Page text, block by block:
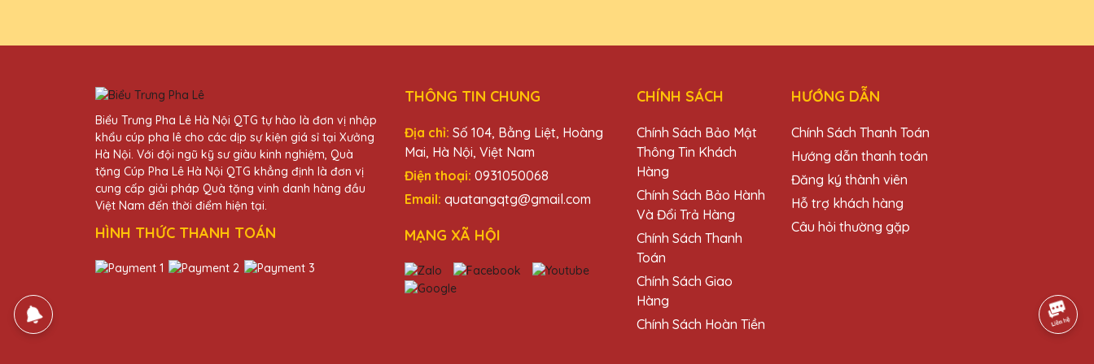
Biểu Trưng Pha Lê Hà Nội QTG tự hào là đơn vị nhập
khẩu cúp pha lê cho các dịp sự kiện giá sỉ tại Xưởng
Hà Nội. Với đội ngũ kỹ sư giàu kinh nghiệm, Quà
tặng Cúp Pha Lê Hà Nội QTG khẳng định là đơn vị
cung cấp giải pháp Quà tặng vinh danh hàng đầu
Việt Nam đến thời điểm hiện tại.
HÌNH THỨC THANH TOÁN
THÔNG TIN CHUNG
Địa chỉ: Số 104, Bằng Liệt, Hoàng
Mai, Hà Nội, Việt Nam
Điện thoại: 0931050068
Email: quatangqtg@gmail.com
MẠNG XÃ HỘI
CHÍNH SÁCH
Chính Sách Bảo Mật
Thông Tin Khách
Hàng
Chính Sách Bảo Hành
Và Đổi Trả Hàng
Chính Sách Thanh
Toán
Chính Sách Giao
Hàng
Chính Sách Hoàn Tiền
HƯỚNG DẪN
Chính Sách Thanh Toán
Hướng dẫn thanh toán
Đăng ký thành viên
Hỗ trợ khách hàng
Câu hỏi thường gặp